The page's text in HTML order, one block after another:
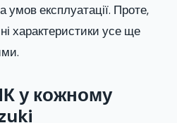
умов експлуатації. Проте,
характеристики усе ще
у кожному